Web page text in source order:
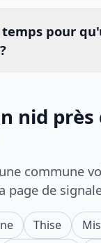
pour
nid près
commune
page de
Thise